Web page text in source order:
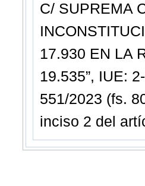
C/ SUPREMA
17.930 EN LA
19.535”, IUE:
551/2023 (fs.
inciso 2 del